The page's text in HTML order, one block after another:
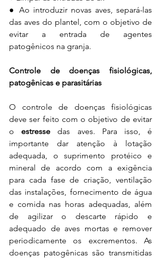
● Ao introduzir novas aves, separá-las
das aves do plantel, com o objetivo de
evitar a entrada de agentes
patogênicos na granja.
Controle de doenças fisiológicas,
patogênicas e parasitárias
O controle de doenças fisiológicas
deve ser feito com o objetivo de evitar
o estresse das aves. Para isso, é
importante dar atenção à lotação
adequada, o suprimento protéico e
mineral de acordo com a exigência
para cada fase de criação, ventilação
das instalações, fornecimento de água
e comida nas horas adequadas, além
de agilizar o descarte rápido e
adequado de aves mortas e remover
periodicamente os excrementos. As
doenças patogênicas são transmitidas